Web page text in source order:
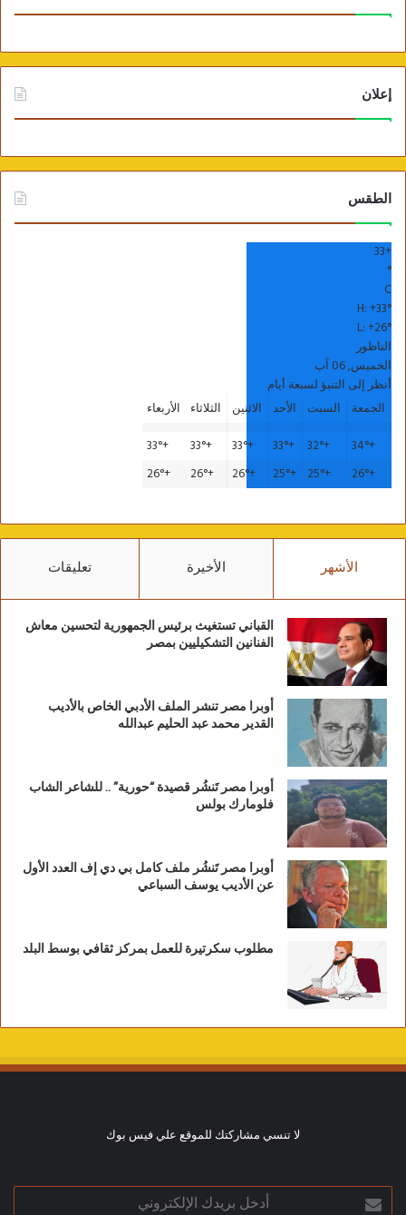
إعلان
الطقس
+
33
°
C
H:+33°
L:+26°
الناظور
الخميس, 06 آب
أنظر إلى التنبؤ لسبعة أيام
الجمعة
السبت الأحد الاثنين الثلاثاء
الأربعاء
+
34°
+
32°
+
33°
+
33°
+
33°
+
33°
+
26°
+
25°
+
25°
+
26°
+
26°
+
26°
الأشهر الأخيرة تعليقات
القباني تستغيث برئيس الجمهورية لتحسين معاش
الفنانين التشكيليين بمصر
أوبرا مصر تنشر الملف الأدبي الخاص بالأديب
القدير محمد عبد الحليم عبدالله
أوبرا مصر تَنشُر قصيدة “حورية” .. للشاعر الشاب
فلومارك بولس
أوبرا مصر تَنشُر ملف كامل بي دي إف العدد الأول
عن الأديب يوسف السباعي
مطلوب سكرتيرة للعمل بمركز ثقافي بوسط البلد
لا تنسي مشاركتك للموقع علي فيس بوك
أدخل